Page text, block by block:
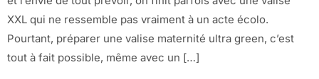
XXL qui ne ressemble pas vraiment à un acte écolo.
Pourtant, préparer une valise maternité ultra green, c’est
tout à fait possible, même avec un […]